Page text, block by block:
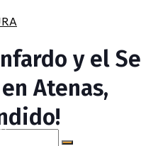
y el
Atenas,